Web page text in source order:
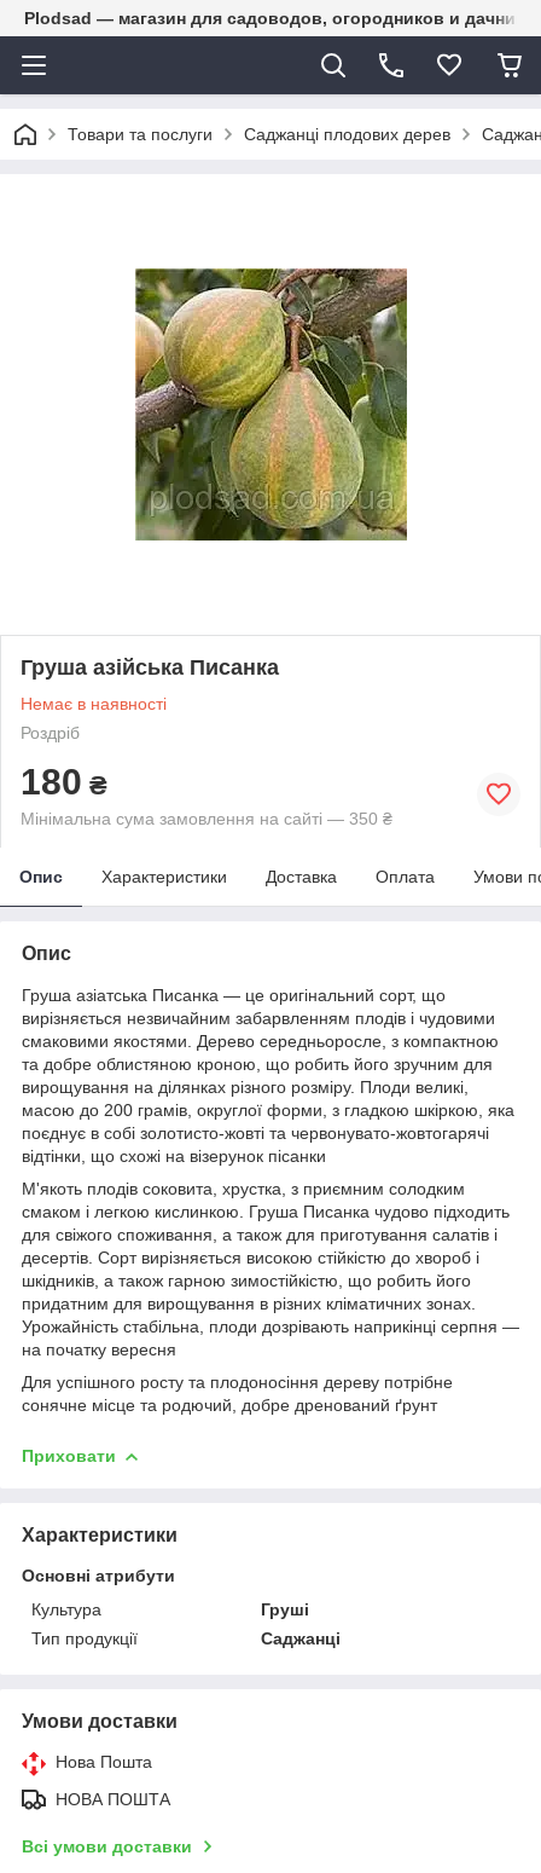
Plodsad — магазин для садоводов, огородников и
Товари та послуги Саджанці плодових дерев
Груша азійська Писанка
Немає в наявності
Роздріб
180 ₴
Мінімальна сума замовлення на сайті — 350 ₴
Опис Характеристики Доставка Оплата Умови
Опис
Груша азіатська Писанка — це оригінальний сорт, що
вирізняється незвичайним забарвленням плодів і чудовими
смаковими якостями. Дерево середньоросле, з компактною
та добре облистяною кроною, що робить його зручним для
вирощування на ділянках різного розміру. Плоди великі,
масою до 200 грамів, округлої форми, з гладкою шкіркою, яка
поєднує в собі золотисто-жовті та червонувато-жовтогарячі
відтінки, що схожі на візерунок пісанки
М'якоть плодів соковита, хрустка, з приємним солодким
смаком і легкою кислинкою. Груша Писанка чудово підходить
для свіжого споживання, а також для приготування салатів і
десертів. Сорт вирізняється високою стійкістю до хвороб і
шкідників, а також гарною зимостійкістю, що робить його
придатним для вирощування в різних кліматичних зонах.
Урожайність стабільна, плоди дозрівають наприкінці серпня —
на початку вересня
Для успішного росту та плодоносіння дереву потрібне
сонячне місце та родючий, добре дренований ґрунт
Приховати
Характеристики
Основні атрибути
Культура
Груші
Тип продукції
Саджанці
Умови доставки
Нова Пошта
НОВА ПОШТА
Всі умови доставки